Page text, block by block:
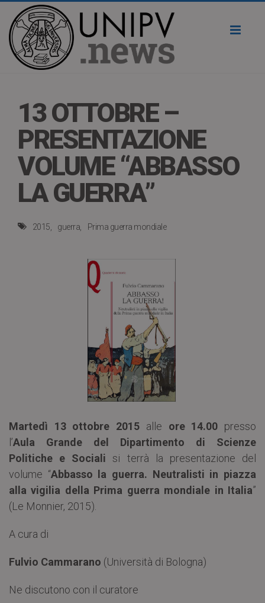
13 OTTOBRE –
PRESENTAZIONE
VOLUME “ABBASSO
LA GUERRA”
2015 guerra Prima guerra mondiale
Martedì 13 ottobre 2015 alle ore 14.00 presso
l’Aula Grande del Dipartimento di Scienze
Politiche e Sociali si terrà la presentazione del
volume “Abbasso la guerra. Neutralisti in piazza
alla vigilia della Prima guerra mondiale in Italia”
(Le Monnier, 2015).
A cura di
Fulvio Cammarano (Università di Bologna)
Ne discutono con il curatore